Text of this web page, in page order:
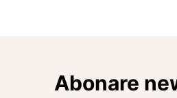
Abonare